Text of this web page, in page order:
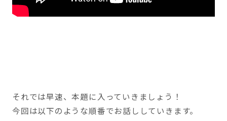
それでは早速、本題に入っていきましょう！
今回は以下のような順番でお話ししていきます。